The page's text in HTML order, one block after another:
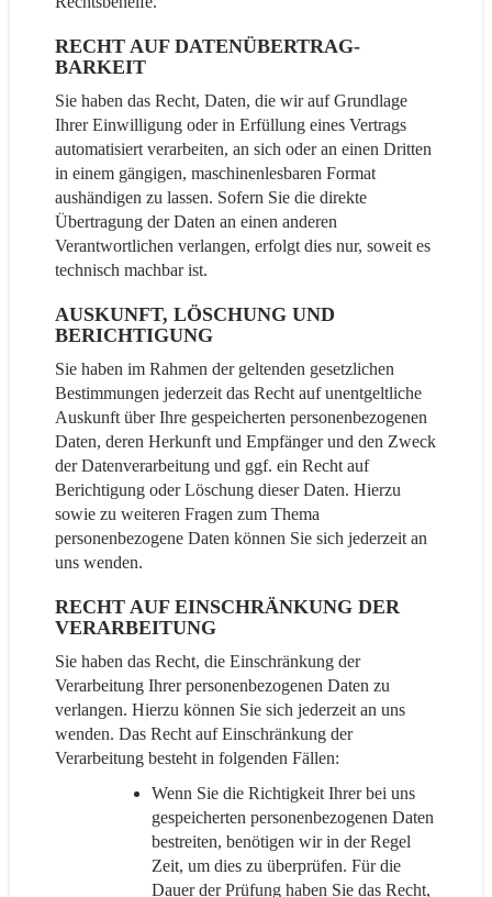
RECHT AUF DATEN­ÜBERTRAG­
BARKEIT
Sie haben das Recht, Daten, die wir auf Grundlage
Ihrer Einwilligung oder in Erfüllung eines Vertrags
automatisiert verarbeiten, an sich oder an einen Dritten
in einem gängigen, maschinenlesbaren Format
aushändigen zu lassen. Sofern Sie die direkte
Übertragung der Daten an einen anderen
Verantwortlichen verlangen, erfolgt dies nur, soweit es
technisch machbar ist.
AUSKUNFT, LÖSCHUNG UND
BERICHTIGUNG
Sie haben im Rahmen der geltenden gesetzlichen
Bestimmungen jederzeit das Recht auf unentgeltliche
Auskunft über Ihre gespeicherten personenbezogenen
Daten, deren Herkunft und Empfänger und den Zweck
der Datenverarbeitung und ggf. ein Recht auf
Berichtigung oder Löschung dieser Daten. Hierzu
sowie zu weiteren Fragen zum Thema
personenbezogene Daten können Sie sich jederzeit an
uns wenden.
RECHT AUF EINSCHRÄNKUNG DER
VERARBEITUNG
Sie haben das Recht, die Einschränkung der
Verarbeitung Ihrer personenbezogenen Daten zu
verlangen. Hierzu können Sie sich jederzeit an uns
wenden. Das Recht auf Einschränkung der
Verarbeitung besteht in folgenden Fällen:
Wenn Sie die Richtigkeit Ihrer bei uns
gespeicherten personenbezogenen Daten
bestreiten, benötigen wir in der Regel
Zeit, um dies zu überprüfen. Für die
Dauer der Prüfung haben Sie das Recht,